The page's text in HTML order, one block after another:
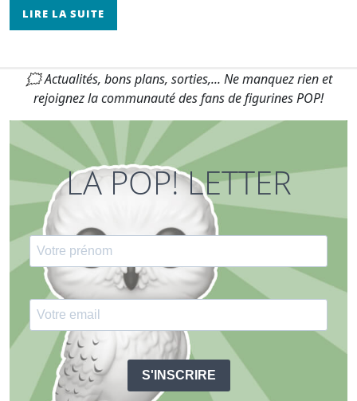
LIRE LA SUITE
🗯 Actualités, bons plans, sorties,... Ne manquez rien et
rejoignez la communauté des fans de figurines POP!
LA POP! LETTER
S'INSCRIRE